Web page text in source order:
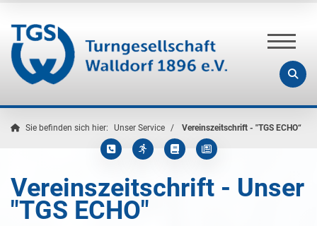
Sie befinden sich hier: Unser Service Vereinszeitschrift - "TGS ECHO“
Vereinszeitschrift - Unser
"TGS ECHO"